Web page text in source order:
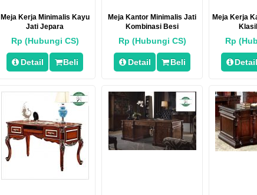
Meja Kerja Minimalis Kayu
Jati Jepara
Rp (Hubungi CS)
Detail Beli
Meja Kantor Minimalis Jati
Kombinasi Besi
Rp (Hubungi CS)
Detail Beli
Meja Kerja
Rp
Detail